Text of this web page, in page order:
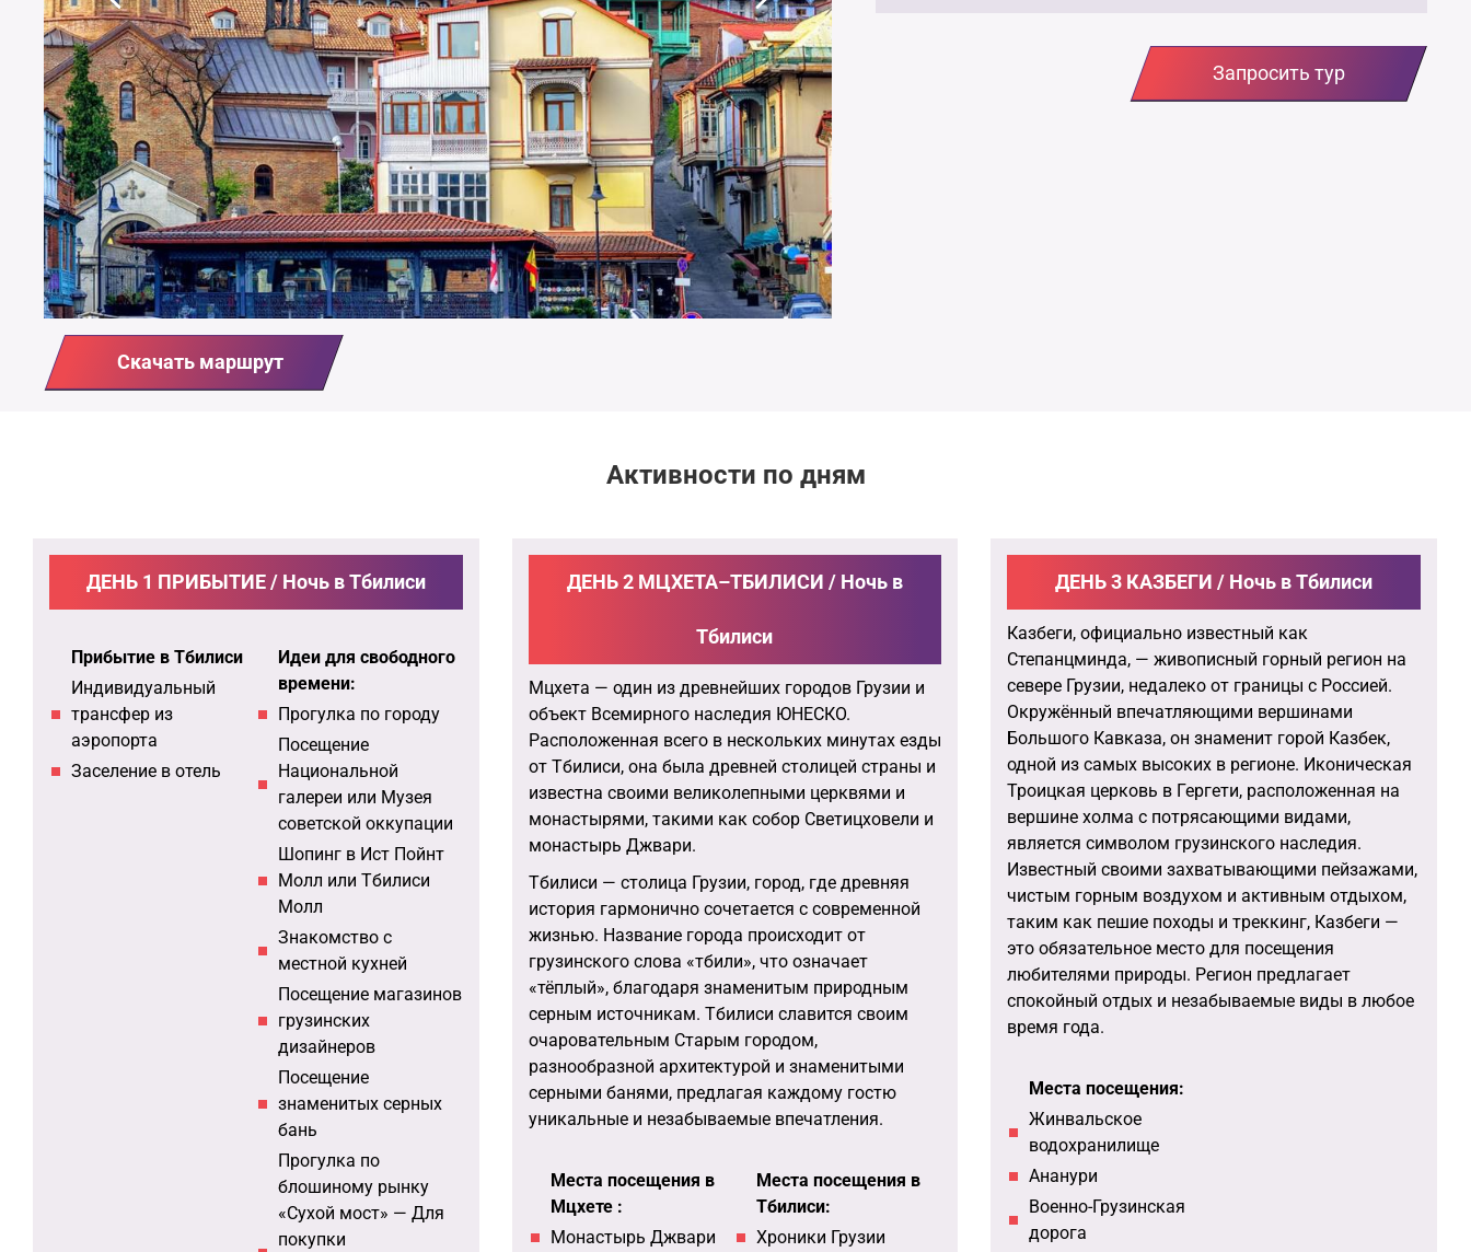
Запросить тур
Скачать маршрут
Активности по дням
ДЕНЬ 1 ПРИБЫТИЕ / Ночь в Тбилиси
Прибытие в Тбилиси
Индивидуальный
трансфер из
аэропорта
Заселение в отель
Идеи для свободного
времени:
Прогулка по городу
Посещение
Национальной
галереи или Музея
советской оккупации
Шопинг в Ист Пойнт
Молл или Тбилиси
Молл
Знакомство с
местной кухней
Посещение магазинов
грузинских
дизайнеров
Посещение
знаменитых серных
бань
Прогулка по
блошиному рынку
«Сухой мост» — Для
покупки
ДЕНЬ 2 МЦХЕТА–ТБИЛИСИ / Ночь в
Тбилиси
Мцхета — один из древнейших городов Грузии и
объект Всемирного наследия ЮНЕСКО.
Расположенная всего в нескольких минутах езды
от Тбилиси, она была древней столицей страны и
известна своими великолепными церквями и
монастырями, такими как собор Светицховели и
монастырь Джвари.
Тбилиси — столица Грузии, город, где древняя
история гармонично сочетается с современной
жизнью. Название города происходит от
грузинского слова «тбили», что означает
«тёплый», благодаря знаменитым природным
серным источникам. Тбилиси славится своим
очаровательным Старым городом,
разнообразной архитектурой и знаменитыми
серными банями, предлагая каждому гостю
уникальные и незабываемые впечатления.
Места посещения в
Мцхете :
Монастырь Джвари
Места посещения в
Тбилиси:
Хроники Грузии
ДЕНЬ 3 КАЗБЕГИ / Ночь в Тбилиси
Казбеги, официально известный как
Степанцминда, — живописный горный регион на
севере Грузии, недалеко от границы с Россией.
Окружённый впечатляющими вершинами
Большого Кавказа, он знаменит горой Казбек,
одной из самых высоких в регионе. Иконическая
Троицкая церковь в Гергети, расположенная на
вершине холма с потрясающими видами,
является символом грузинского наследия.
Известный своими захватывающими пейзажами,
чистым горным воздухом и активным отдыхом,
таким как пешие походы и треккинг, Казбеги —
это обязательное место для посещения
любителями природы. Регион предлагает
спокойный отдых и незабываемые виды в любое
время года.
Места посещения:
Жинвальское
водохранилище
Ананури
Военно-Грузинская
дорога